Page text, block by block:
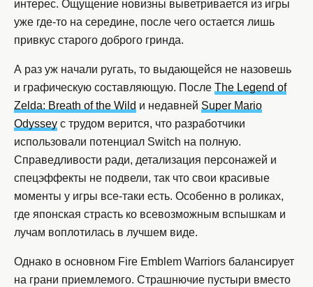
интерес. Ощущение новизны выветривается из игры
уже где-то на середине, после чего остается лишь
привкус старого доброго гринда.
А раз уж начали ругать, то выдающейся не назовешь
и графическую составляющую. После The Legend of
Zelda: Breath of the Wild и недавней Super Mario
Odyssey с трудом верится, что разработчики
использовали потенциал Switch на полную.
Справедливости ради, детализация персонажей и
спецэффекты не подвели, так что свои красивые
моменты у игры все-таки есть. Особенно в роликах,
где японская страсть ко всевозможным вспышкам и
лучам воплотилась в лучшем виде.
Однако в основном Fire Emblem Warriors балансирует
на грани приемлемого. Страшнючие пустыри вместо